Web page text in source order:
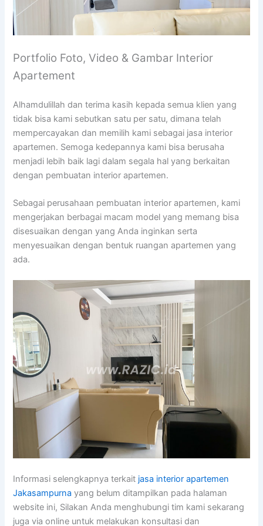
Portfolio Foto, Video & Gambar Interior
Apartement
Alhamdulillah dan terima kasih kepada semua klien yang
tidak bisa kami sebutkan satu per satu, dimana telah
mempercayakan dan memilih kami sebagai jasa interior
apartemen. Semoga kedepannya kami bisa berusaha
menjadi lebih baik lagi dalam segala hal yang berkaitan
dengan pembuatan interior apartemen.
Sebagai perusahaan pembuatan interior apartemen, kami
mengerjakan berbagai macam model yang memang bisa
disesuaikan dengan yang Anda inginkan serta
menyesuaikan dengan bentuk ruangan apartemen yang
ada.
Informasi selengkapnya terkait jasa interior apartemen
Jakasampurna yang belum ditampilkan pada halaman
website ini, Silakan Anda menghubungi tim kami sekarang
juga via online untuk melakukan konsultasi dan